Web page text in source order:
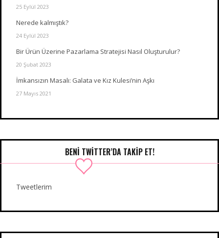
25 Eylül 2023
Nerede kalmıştık?
24 Eylül 2023
Bir Ürün Üzerine Pazarlama Stratejisi Nasıl Oluşturulur?
20 Şubat 2023
İmkansızın Masalı: Galata ve Kız Kulesi’nin Aşkı
27 Mayıs 2021
BENI TWITTER’DA TAKIP ET!
Tweetlerim